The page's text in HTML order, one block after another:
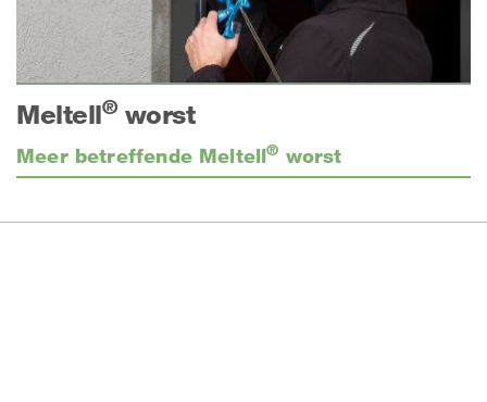
Meltell®worst
Meer betreffende Meltell® worst